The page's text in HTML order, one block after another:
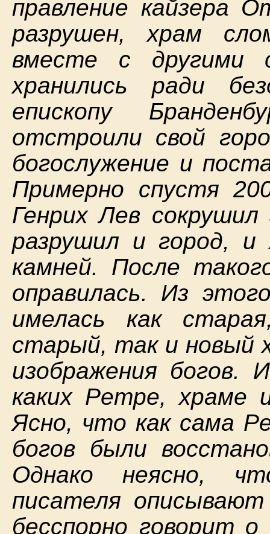
правление кайзера
разрушен, храм
вместе с другими
хранились ради
епископу
отстроили свой
богослужение и
Примерно спустя
Генрих Лев
разрушил и город, и
камней. После
оправилась. Из
имелась как
старый, так и новый
изображения богов.
каких Ретре, храме
Ясно, что как сама
богов были
Однако неясно,
писателя
бесспорно говорит